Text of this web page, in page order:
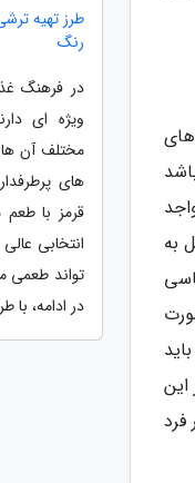
به
این
طرز تهیه
رنگ
در فرهنگ
ویژه ای
مختلف آن
های
قرمز با
انتخابی
تواند طعمی
در ادامه، با